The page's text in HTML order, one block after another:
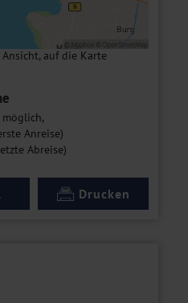
auf die Karte
möglich,
Anreise)
Abreise)
Drucken